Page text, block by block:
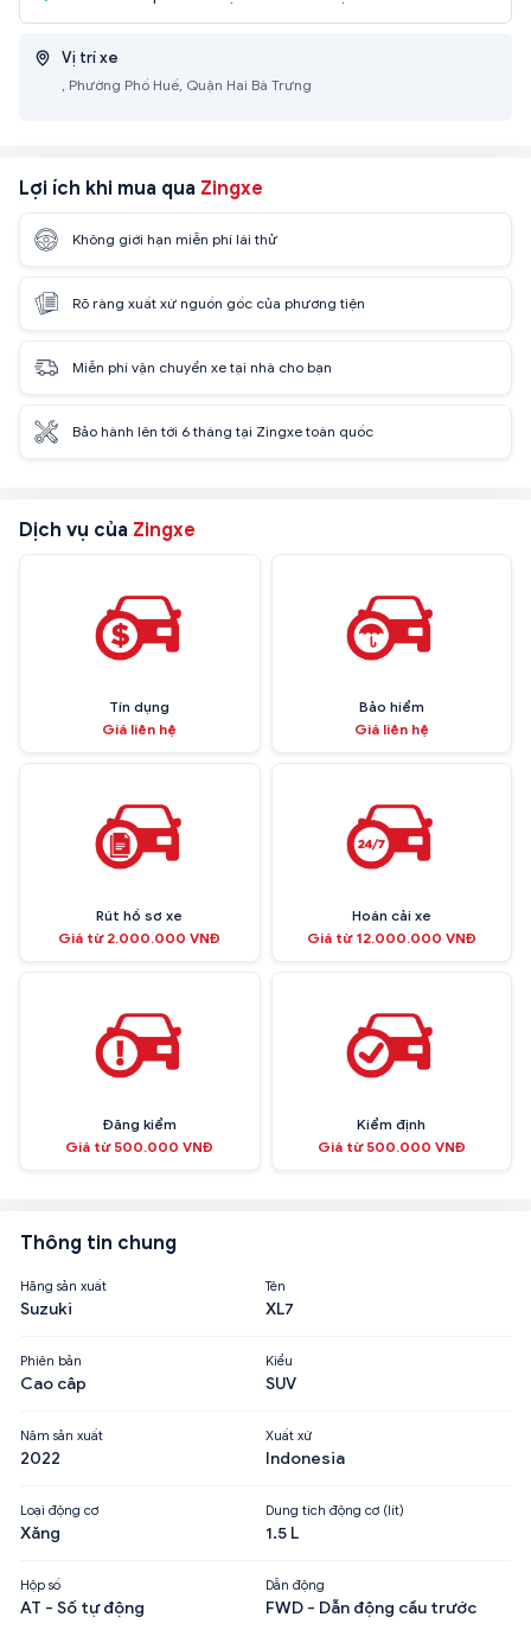
Vị trí xe
, Phường Phố Huế, Quận Hai Bà Trưng
Lợi ích khi mua qua Zingxe
Không giới hạn miễn phí lái thử
Rõ ràng xuất xứ nguồn gốc của phương tiện
Miễn phí vận chuyển xe tại nhà cho bạn
Bảo hành lên tới 6 tháng tại Zingxe toàn quốc
Dịch vụ của Zingxe
Tín dụng
Giá liên hệ
Bảo hiểm
Giá liên hệ
Rút hồ sơ xe
Giá từ 2.000.000 VNĐ
Hoán cải xe
Giá từ 12.000.000 VNĐ
Đăng kiểm
Giá từ 500.000 VNĐ
Kiểm định
Giá từ 500.000 VNĐ
Thông tin chung
Hãng sản xuất
Suzuki
Tên
XL7
Phiên bản
Cao câp
Kiểu
SUV
Năm sản xuất
2022
Xuất xứ
Indonesia
Loại động cơ
Xăng
Dung tích động cơ (lít)
1.5 L
Hộp số
AT - Số tự động
Dẫn động
FWD - Dẫn động cầu trước